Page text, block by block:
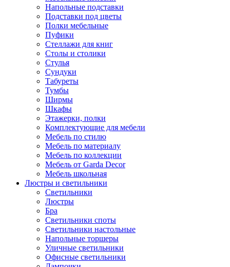
Напольные подставки
Подставки под цветы
Полки мебельные
Пуфики
Стеллажи для книг
Столы и столики
Стулья
Сундуки
Табуреты
Тумбы
Ширмы
Шкафы
Этажерки, полки
Комплектующие для мебели
Мебель по стилю
Мебель по материалу
Мебель по коллекции
Мебель от Garda Decor
Мебель школьная
Люстры и светильники
Светильники
Люстры
Бра
Светильники споты
Светильники настольные
Напольные торшеры
Уличные светильники
Офисные светильники